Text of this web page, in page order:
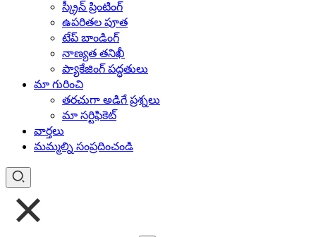
స్క్రీన్ ప్రింటింగ్
ఉపరితల పూత
టేప్ బాండింగ్
నాణ్యత తనిఖీ
ప్యాకేజింగ్ పద్ధతులు
మా గురించి
తరచుగా అడిగే ప్రశ్నలు
మా సర్టిఫికెట్
వార్తలు
మమ్మల్ని సంప్రదించండి